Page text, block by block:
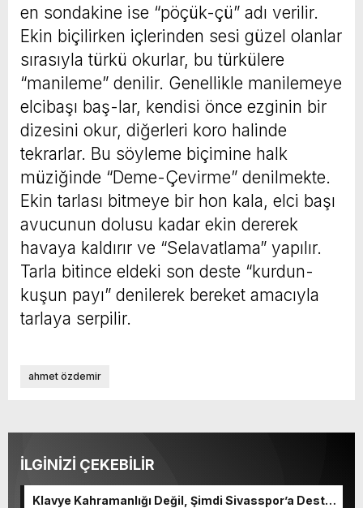
en sondakine ise “pöçük-çü” adı verilir.
Ekin biçilirken içlerinden sesi güzel olanlar
sırasıyla türkü okurlar, bu türkülere
“manileme” denilir. Genellikle manilemeye
elcibaşı baş-lar, kendisi önce ezginin bir
dizesini okur, diğerleri koro halinde
tekrarlar. Bu söyleme biçimine halk
müziğinde “Deme-Çevirme” denilmekte.
Ekin tarlası bitmeye bir hon kala, elci başı
avucunun dolusu kadar ekin dererek
havaya kaldırır ve “Selavatlama” yapılır.
Tarla bitince eldeki son deste “kurdun-
kuşun payı” denilerek bereket amacıyla
tarlaya serpilir.
ahmet özdemir
İLGİNİZİ ÇEKEBİLİR
Klavye Kahramanlığı Değil, Şimdi Sivasspor’a Destek